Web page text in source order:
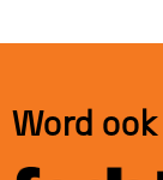
Word ook